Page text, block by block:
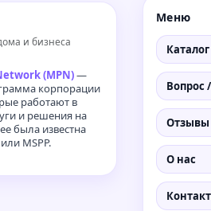
и бизнеса
(MPN)—
корпорации
работают в
и решения на
была известна
MSPP.
Меню
Каталог
Вопрос
Отзывы
О нас